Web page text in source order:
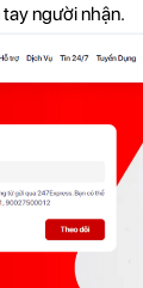
người nhận.